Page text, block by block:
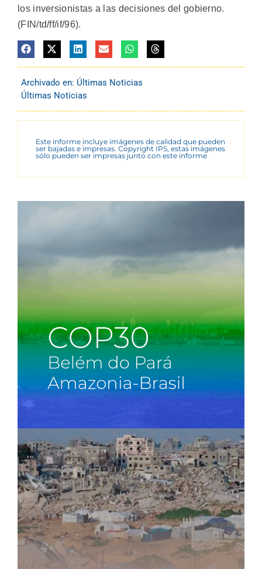
los inversionistas a las decisiones del gobierno.
(FIN/td/ff/if/96).
Archivado en: Últimas Noticias
Últimas Noticias
Este informe incluye imágenes de calidad que pueden
ser bajadas e impresas. Copyright IPS, estas imágenes
sólo pueden ser impresas junto con este informe